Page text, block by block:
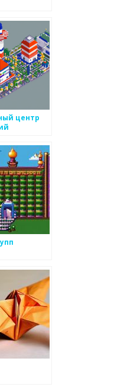
центр